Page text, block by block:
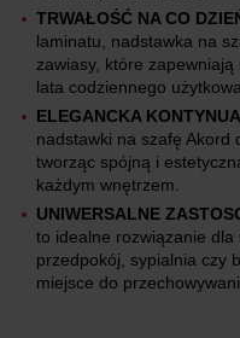
TRWAŁOŚĆ NA CO
laminatu, nadstawka na
zawiasy, które zapewniają
lata codziennego
ELEGANCKA
nadstawki na szafę Akord
tworząc spójną i
każdym wnętrzem.
UNIWERSALNE
to idealne rozwiązanie
przedpokój, sypialnia czy
miejsce do